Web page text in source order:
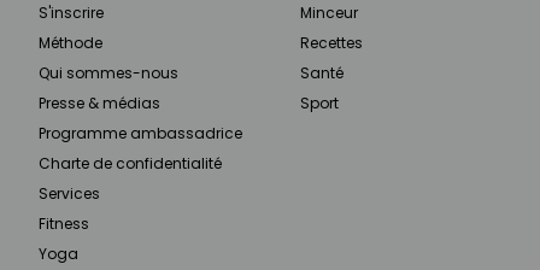
S'inscrire
Méthode
Qui sommes-nous
Presse & médias
Programme ambassadrice
Charte de confidentialité
Services
Fitness
Yoga
Minceur
Recettes
Santé
Sport